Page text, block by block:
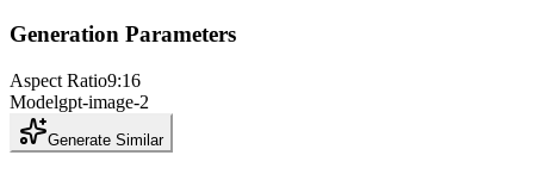
Generation Parameters
Aspect Ratio9:16
Modelgpt-image-2
Generate Similar